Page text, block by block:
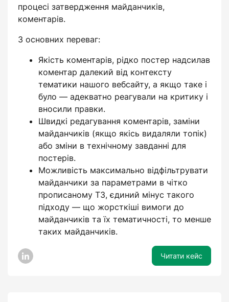
процесі затвердження майданчиків,
коментарів.
З основних переваг:
Якість коментарів, рідко постер надсилав
коментар далекий від контексту
тематики нашого вебсайту, а якщо таке і
було — адекватно реагували на критику і
вносили правки.
Швидкі редагування коментарів, заміни
майданчиків (якщо якісь видаляли топік)
або зміни в технічному завданні для
постерів.
Можливість максимально відфільтрувати
майданчики за параметрами в чітко
прописаному ТЗ, єдиний мінус такого
підходу — що жорсткіші вимоги до
майданчиків та їх тематичності, то менше
таких майданчиків.
Читати кейс